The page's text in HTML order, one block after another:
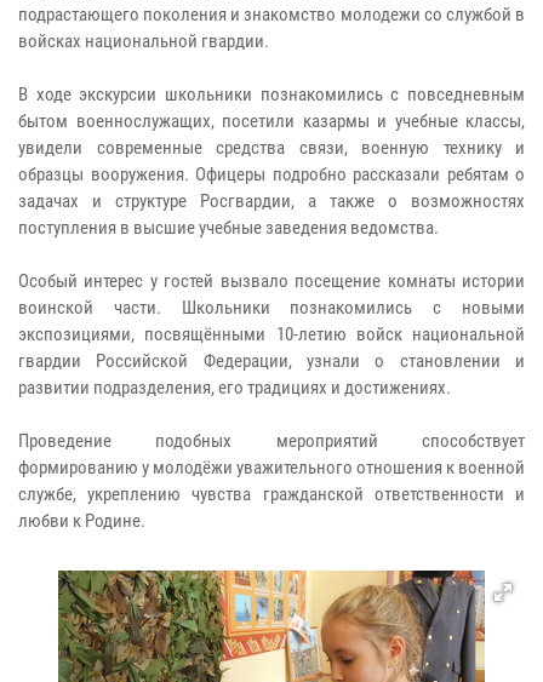
подрастающего поколения и знакомство молодежи со службой в
войсках национальной гвардии.
В ходе экскурсии школьники познакомились с повседневным
бытом военнослужащих, посетили казармы и учебные классы,
увидели современные средства связи, военную технику и
образцы вооружения. Офицеры подробно рассказали ребятам о
задачах и структуре Росгвардии, а также о возможностях
поступления в высшие учебные заведения ведомства.
Особый интерес у гостей вызвало посещение комнаты истории
воинской части. Школьники познакомились с новыми
экспозициями, посвящёнными 10-летию войск национальной
гвардии Российской Федерации, узнали о становлении и
развитии подразделения, его традициях и достижениях.
Проведение подобных мероприятий способствует
формированию у молодёжи уважительного отношения к военной
службе, укреплению чувства гражданской ответственности и
любви к Родине.